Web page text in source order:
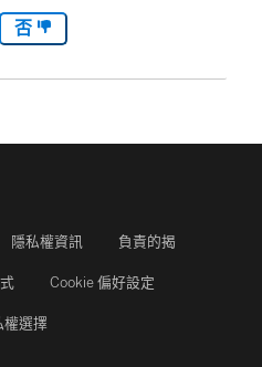
否
隱私權資訊 負責的揭
Cookie 偏好設定
權選擇